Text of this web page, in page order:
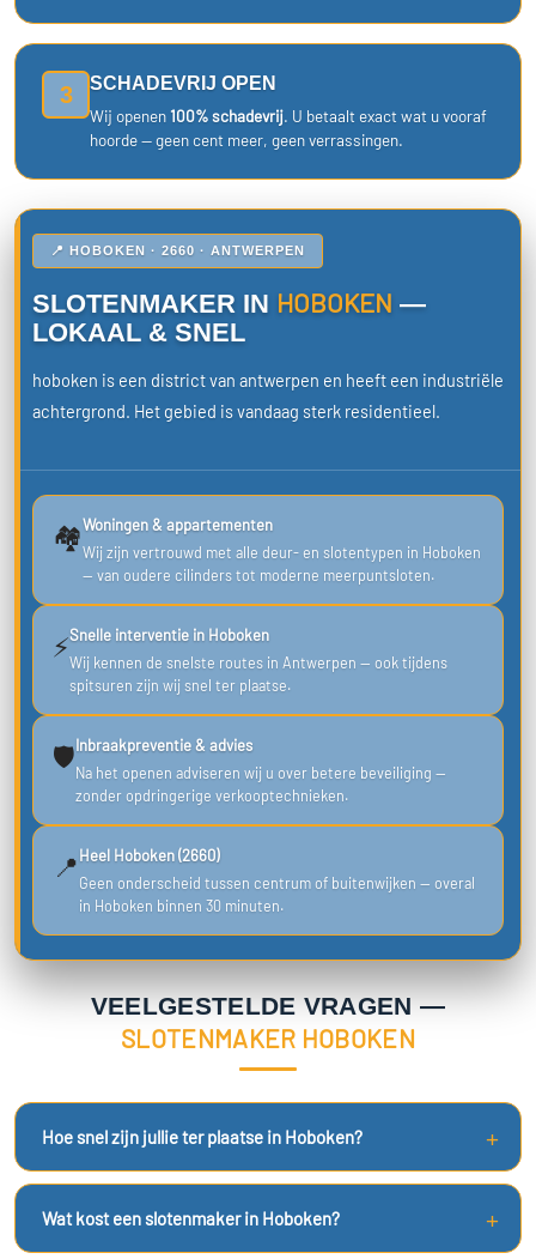
3
SCHADEVRIJ OPEN
Wij openen 100% schadevrij. U betaalt exact wat u vooraf
hoorde — geen cent meer, geen verrassingen.
📍 HOBOKEN · 2660 · ANTWERPEN
SLOTENMAKER IN HOBOKEN —
LOKAAL & SNEL
hoboken is een district van antwerpen en heeft een industriële
achtergrond. Het gebied is vandaag sterk residentieel.
🏘️Woningen & appartementen
Wij zijn vertrouwd met alle deur- en slotentypen in Hoboken
— van oudere cilinders tot moderne meerpuntsloten.
⚡Snelle interventie in Hoboken
Wij kennen de snelste routes in Antwerpen — ook tijdens
spitsuren zijn wij snel ter plaatse.
🛡️Inbraakpreventie & advies
Na het openen adviseren wij u over betere beveiliging —
zonder opdringerige verkooptechnieken.
📍Heel Hoboken (2660)
Geen onderscheid tussen centrum of buitenwijken — overal
in Hoboken binnen 30 minuten.
VEELGESTELDE VRAGEN —
SLOTENMAKER HOBOKEN
Hoe snel zijn jullie ter plaatse in Hoboken?
Wat kost een slotenmaker in Hoboken?